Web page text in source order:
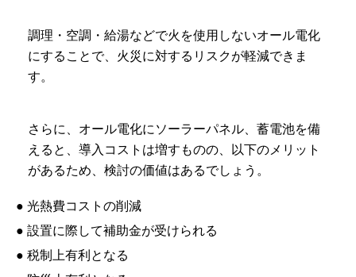
調理・空調・給湯などで火を使用しないオール電化
にすることで、火災に対するリスクが軽減できま
す。
さらに、オール電化にソーラーパネル、蓄電池を備
えると、導入コストは増すものの、以下のメリット
があるため、検討の価値はあるでしょう。
● 光熱費コストの削減
● 設置に際して補助金が受けられる
● 税制上有利となる